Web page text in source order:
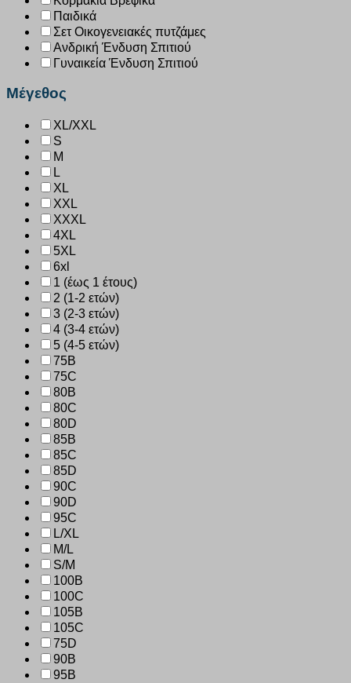
Παιδικά
Σετ Οικογενειακές πυτζάμες
Ανδρική Ένδυση Σπιτιού
Γυναικεία Ένδυση Σπιτιού
Μέγεθος
XL/XXL
S
M
L
XL
XXL
XXXL
4XL
5XL
6xl
1 (έως 1 έτους)
2 (1-2 ετών)
3 (2-3 ετών)
4 (3-4 ετών)
5 (4-5 ετών)
75B
75C
80B
80C
80D
85B
85C
85D
90C
90D
95C
L/XL
M/L
S/M
100B
100C
105B
105C
75D
90B
95B